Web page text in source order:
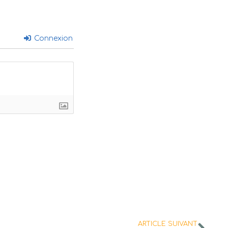
Connexion
ARTICLE SUIVANT